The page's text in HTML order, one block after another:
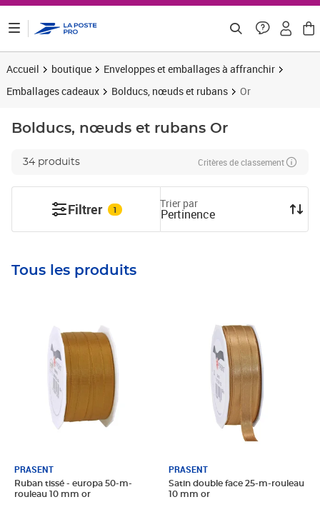
Accueil boutique
Enveloppes et emballages à affranchir
Emballages cadeaux
Bolducs, nœuds et rubans Or
Bolducs, nœuds et rubans Or
34 produits Critères de classement
Filtrer 1 Trier par
Pertinence
Tous les produits
PRASENT
Ruban tissé - europa 50-m-
rouleau 10 mm or
PRASENT
Satin double face 25-m-rouleau
10 mm or